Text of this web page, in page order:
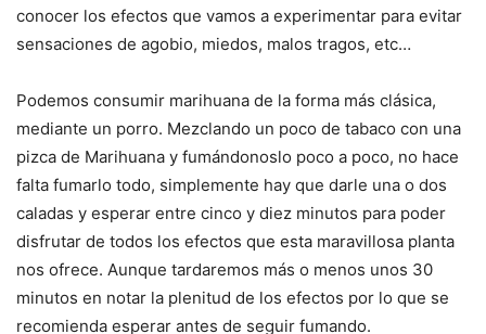
conocer los efectos que vamos a experimentar para evitar
sensaciones de agobio, miedos, malos tragos, etc…
Podemos consumir marihuana de la forma más clásica,
mediante un porro. Mezclando un poco de tabaco con una
pizca de Marihuana y fumándonoslo poco a poco, no hace
falta fumarlo todo, simplemente hay que darle una o dos
caladas y esperar entre cinco y diez minutos para poder
disfrutar de todos los efectos que esta maravillosa planta
nos ofrece. Aunque tardaremos más o menos unos 30
minutos en notar la plenitud de los efectos por lo que se
recomienda esperar antes de seguir fumando.